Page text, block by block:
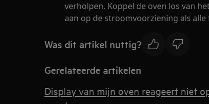
verholpen. Koppel de oven los van
aan op de stroomvoorziening als
Was dit artikel nuttig?
Gerelateerde artikelen
Display van mijn oven reageert niet